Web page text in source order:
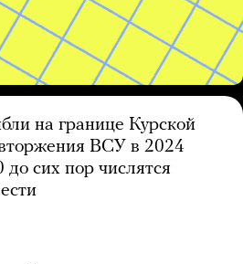
на границе Курской
ВСУ в 2024
сих пор числятся